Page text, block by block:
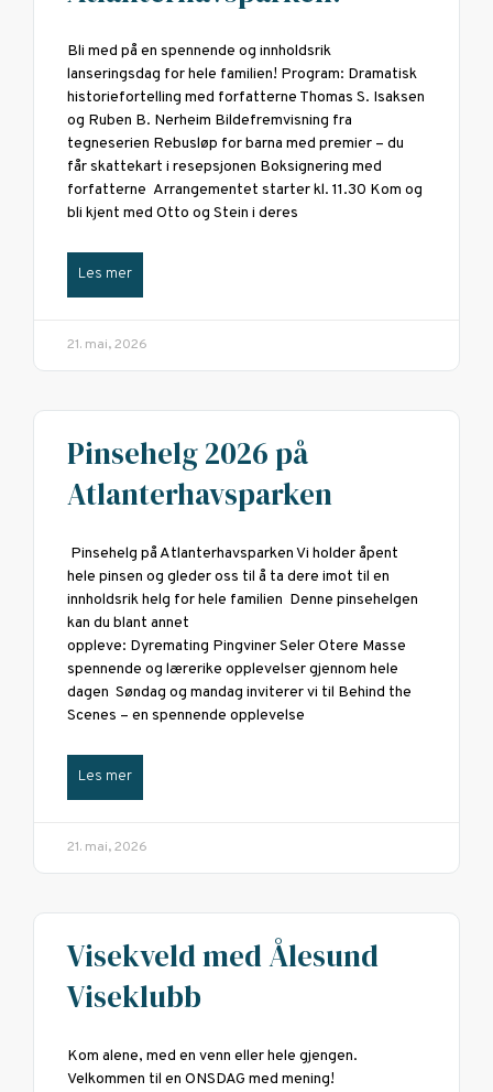
Bli med på en spennende og innholdsrik
lanseringsdag for hele familien! Program: Dramatisk
historiefortelling med forfatterne Thomas S. Isaksen
og Ruben B. Nerheim Bildefremvisning fra
tegneserien Rebusløp for barna med premier – du
får skattekart i resepsjonen Boksignering med
forfatterne Arrangementet starter kl. 11.30 Kom og
bli kjent med Otto og Stein i deres
Les mer
21. mai, 2026
Pinsehelg 2026 på
Atlanterhavsparken
Pinsehelg på Atlanterhavsparken Vi holder åpent
hele pinsen og gleder oss til å ta dere imot til en
innholdsrik helg for hele familien Denne pinsehelgen
kan du blant annet
oppleve: Dyremating Pingviner Seler Otere Masse
spennende og lærerike opplevelser gjennom hele
dagen Søndag og mandag inviterer vi til Behind the
Scenes – en spennende opplevelse
Les mer
21. mai, 2026
Visekveld med Ålesund
Viseklubb
Kom alene, med en venn eller hele gjengen.
Velkommen til en ONSDAG med mening!